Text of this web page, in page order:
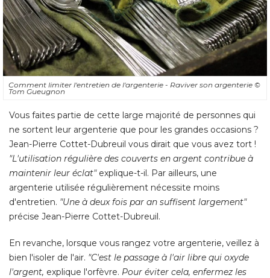
Comment limiter l'entretien de l'argenterie - Raviver son argenterie ©
Tom Gueugnon
Vous faites partie de cette large majorité de personnes qui
ne sortent leur argenterie que pour les grandes occasions ?
Jean-Pierre Cottet-Dubreuil vous dirait que vous avez tort !
"L'utilisation régulière des couverts en argent contribue à
maintenir leur éclat"explique-t-il. Par ailleurs, une
argenterie utilisée régulièrement nécessite moins
d'entretien. "Une à deux fois par an suffisent largement"
précise Jean-Pierre Cottet-Dubreuil.
En revanche, lorsque vous rangez votre argenterie, veillez à
bien l'isoler de l'air. "C'est le passage à l'air libre qui oxyde
l'argent, explique l'orfèvre. Pour éviter cela, enfermez les